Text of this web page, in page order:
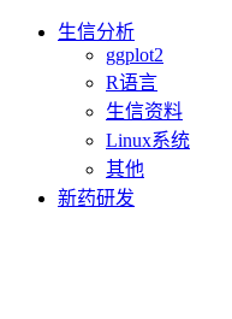
生信分析
ggplot2
R语言
生信资料
Linux系统
其他
新药研发